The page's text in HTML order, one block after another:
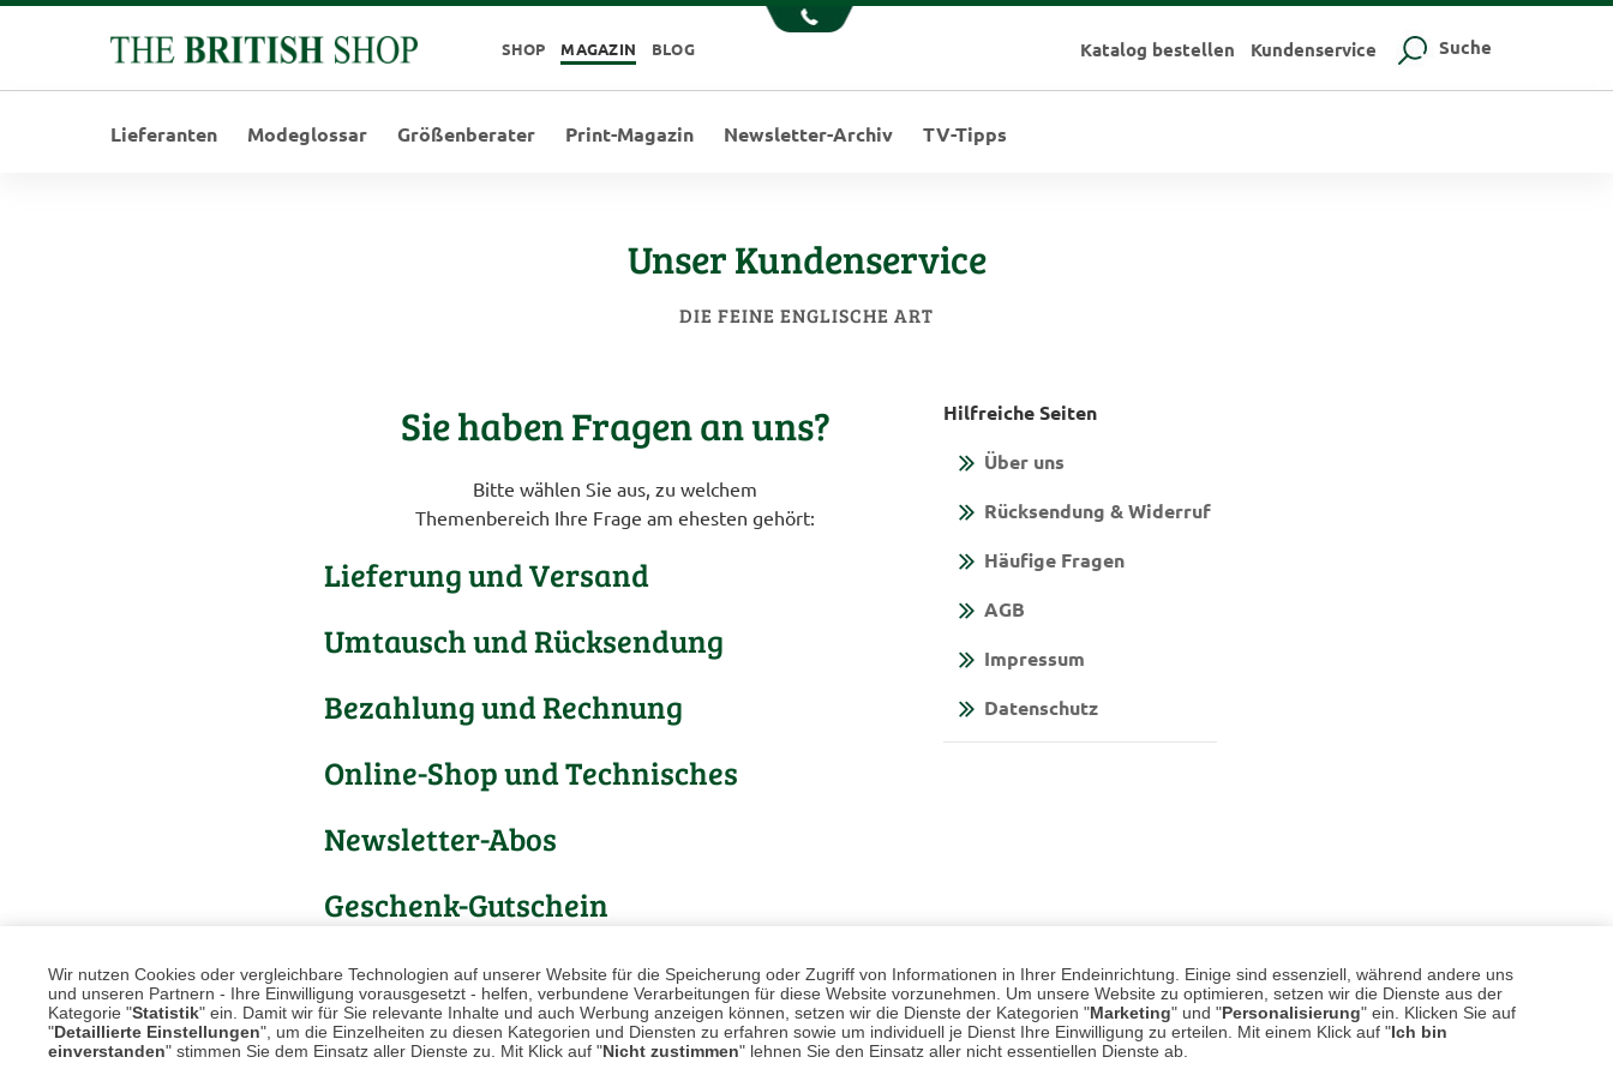
Wir nutzen Cookies oder vergleichbare Technologien auf unserer Website für die Speicherung oder Zugriff von Informationen in Ihrer Endeinrichtung. Einige sind essenziell, während andere uns
und unseren Partnern - Ihre Einwilligung vorausgesetzt - helfen, verbundene Verarbeitungen für diese Website vorzunehmen. Um unsere Website zu optimieren, setzen wir die Dienste aus der
Kategorie "Statistik" ein. Damit wir für Sie relevante Inhalte und auch Werbung anzeigen können, setzen wir die Dienste der Kategorien "Marketing" und "Personalisierung" ein. Klicken Sie auf
"Detaillierte Einstellungen", um die Einzelheiten zu diesen Kategorien und Diensten zu erfahren sowie um individuell je Dienst Ihre Einwilligung zu erteilen. Mit einem Klick auf "Ich bin
einverstanden" stimmen Sie dem Einsatz aller Dienste zu. Mit Klick auf "Nicht zustimmen" lehnen Sie den Einsatz aller nicht essentiellen Dienste ab.
SHOP MAGAZIN BLOG Katalog bestellen Kundenservice Suche
Lieferanten Modeglossar Größenberater Print-Magazin Newsletter-Archiv TV-Tipps
Unser Kundenservice
DIE FEINE ENGLISCHE ART
Sie haben Fragen an uns?
Bitte wählen Sie aus, zu welchem
Themenbereich Ihre Frage am ehesten gehört:
Lieferung und Versand
Umtausch und Rücksendung
Bezahlung und Rechnung
Online-Shop und Technisches
Newsletter-Abos
Geschenk-Gutschein
Etwas anderes
Hilfreiche Seiten
Über uns
Rücksendung & Widerruf
Häufige Fragen
AGB
Impressum
Datenschutz